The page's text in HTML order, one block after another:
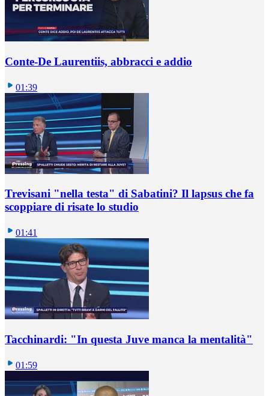
Conte-De Laurentiis, abbracci e addio
01:39
Trevisani "nella testa" di Sabatini? Il lapsus che fa
scoppiare di risate lo studio
01:41
Tacchinardi: "In questa Juve manca la mentalità"
01:59